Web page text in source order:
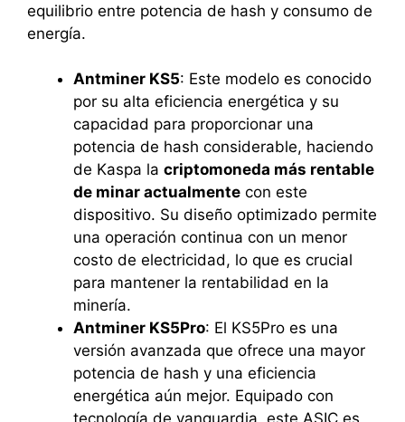
equilibrio entre potencia de hash y consumo de
energía.
Antminer KS5: Este modelo es conocido
por su alta eficiencia energética y su
capacidad para proporcionar una
potencia de hash considerable, haciendo
de Kaspa la criptomoneda más rentable
de minar actualmente con este
dispositivo. Su diseño optimizado permite
una operación continua con un menor
costo de electricidad, lo que es crucial
para mantener la rentabilidad en la
minería.
Antminer KS5Pro: El KS5Pro es una
versión avanzada que ofrece una mayor
potencia de hash y una eficiencia
energética aún mejor. Equipado con